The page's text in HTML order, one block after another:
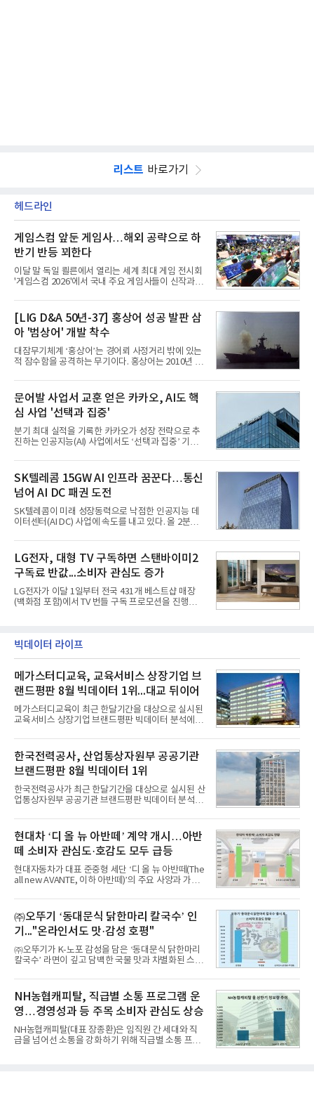
리스트 바로가기
헤드라인
게임스컴 앞둔 게임사…해외 공략으로 하
반기 반등 꾀한다
이달 말 독일 쾰른에서 열리는 세계 최대 게임 전시회
'게임스컴 2026'에서 국내 주요 게임사들이 신작과 글
체별로 엇갈린 가운데 하반기 신작 흥행과 해외 시장
성과가 실적을 좌우할 핵심 변수로 떠오르고 있다.8일
업계에 따르면 올해 상반기 게임업계는 기업별 성적
표가 크게 갈렸다. 대표적으로 크래프톤은 'PUBG: 배
틀그라운드'의 안정적인 성장에 힘입어 상반기 연결
기준 매출 2조6616억원, 영업이익 9725억원으로 역
대 최대 실적을 기록했다. 엔씨도 올해 출시한 '아이온
동기 대
[LIG D&A 50년-37] 홍상어 성공 발판 삼
아 '범상어' 개발 착수
대잠무기체계 ‘홍상어’는 경어뢰 사정거리 밖에 있는
적 잠수함을 공격하는 무기이다. 홍상어는 2010년 넥
이뤄졌다. 이후 2012년 한국형 구축함(KDX-1) 이상
의 함정에 실전 배치됐다.그해 7월 해군은 동해상에서
성능 검증을 위해 홍상어 시험발사를 실시했다. 이때
홍상어가 목표 지점에서 입수한 후 표적을 타격하지
못하고 물속에서 멈춰버리는 예상 밖의 일이 벌어졌
다. 2차 품질확인 사격 시험에서도 만족스러운 결과를
얻지 못했다. 완벽한 신뢰성 확보를 위해 LIG넥스원은
분야를
문어발 사업서 교훈 얻은 카카오, AI도 핵
심 사업 '선택과 집중'
분기 최대 실적을 기록한 카카오가 성장 전략으로 추
진하는 인공지능(AI) 사업에서도 ‘선택과 집중’ 기조
라 투자에 나서는 것과 달리, 카카오는 ‘카카오톡’이
라는 플랫폼 경쟁력을 활용한 AI 에이전트 서비스에
집중하는 전략이다. 과거 무리한 사업 확장 과정에서
겪었던 시행착오를 되풀이하지 않고 핵심 역량에 집
중하겠다는 취지로 풀이된다.7일 업계에 따르면 카카
오는 올해 2분기 연결 기준 매출 2조985억원, 영업이
익 2770억원을 기록했다. 전년 동기 대비 매출과 영업
은 4884억
SK텔레콤 15GW AI 인프라 꿈꾼다…통신
넘어 AI DC 패권 도전
SK텔레콤이 미래 성장동력으로 낙점한 인공지능 데
이터센터(AI DC) 사업에 속도를 내고 있다. 올 2분기
는 2035년까지 총 15GW(기가와트) 규모의 AI DC를
구축하겠다는 대형 청사진을 제시하면서다. 이에 따
라 경쟁 구도 역시 이동통신사인 KT, LG유플러스를
넘어 네이버, 삼성SDS 등 IT 인프라 기업으로 확장되
고 있다.7일 SK텔레콤에 따르면 회사는 올해 2분기
연결 기준 매출 4조 3591억원, 영업이익 5660억원을
기록했다. 매출은 전년 동기 대비 0.5%, 영업이익은
따른 기저효과가 실
LG전자, 대형 TV 구독하면 스탠바이미2
구독료 반값...소비자 관심도 증가
LG전자가 이달 1일부터 전국 431개 베스트샵 매장
(백화점 포함)에서 TV 번들 구독 프로모션을 진행하고
RGB 등 거실용 TV로 인기가 높은 베스트셀러 TV 20
모션 대상 모델과 혜택, 구독료 등 프로모션 세부 사항
은 베스트샵 판매 매니저에게 문의하면 자세히 안내
받을 수 있다.LG TV를 구독으로 이용하면 최대 6년까
지 구독 계약기간 내 무상 A/S를 받을 수 있으며, 이사
등으로 이전
빅데이터 라이프
메가스터디교육, 교육서비스 상장기업 브
랜드평판 8월 빅데이터 1위...대교 뒤이어
메가스터디교육이 최근 한달기간을 대상으로 실시된
교육서비스 상장기업 브랜드평판 빅데이터 분석에서
일 한국기업평판연구소(소장 구창환)는 국내 교육서
비스 상장기업 브랜드를 대상으로 지난 7월 7일부터
8월 7일까지 수집된 소비자 빅데이터 10,074,233건
을 분석한 결과, 메가스터디교육이 브랜드평판지수
1,710,926을 기록하며 8월 1위에 올랐다고 밝혔다.
분석에 활용된 빅데이터는 지난 7월(9,491,206건) 대
비 6.14% 증가한 수치로, 교육서비스 상장기업 브랜
디교육, 대교, 디지
한국전력공사, 산업통상자원부 공공기관
브랜드평판 8월 빅데이터 1위
한국전력공사가 최근 한달기간을 대상으로 실시된 산
업통상자원부 공공기관 브랜드평판 빅데이터 분석에
이 순으로 뒤를 이었다.7일 한국기업평판연구소(소장
구창환)는 산업통상자원부 공공기관 41개 브랜드를
대상으로 지난 7월 7일부터 8월 7일까지 수집된 소비
자 빅데이터 91,102,549건을 분석한 결과, 한국전력
공사가 브랜드평판지수 10,670,633을 기록하며 8월
1위에 올랐다고 밝혔다. 분석에 활용된 빅데이터는 지
난 7월(88,893,823건) 대비 2.48% 증가한 수치다.연
수력원자력, 한국석
현대차 ‘디 올 뉴 아반떼’ 계약 개시…아반
떼 소비자 관심도·호감도 모두 급등
현대자동차가 대표 준중형 세단 ‘디 올 뉴 아반떼(The
all new AVANTE, 이하 아반떼)’의 주요 사양과 가격
떼는 6년 만에 선보이는 8세대 완전변경 모델로, ▲정
교한 선과 면을 중심으로 완성한 파격적인 디자인 ▲
과거 중형 세단 수준으로 확대된 차체 제원 ▲글로벌
최고 수준의 안전성 ▲성능과 효율을 동시에 높인 주
행 완성도 ▲첨단 편의 및 디지털 사양 적용 등을 통해
글로벌 준중형 세단의 새로운 기준을 세웠다.아반떼
는 가솔린 2.0과 1.6 하이브리드 두 가지 파워트레인
넘
㈜오뚜기 ‘동대문식 닭한마리 칼국수’ 인
기..."온라인서도 맛·감성 호평"
㈜오뚜기가 K-노포 감성을 담은 ‘동대문식 닭한마리
칼국수’ 라면이 깊고 담백한 국물 맛과 차별화된 스토
혔다.‘동대문식 닭한마리 칼국수’는 예상을 뛰어넘는
소비자 호응에 힘입어 지난 7월 13일 첫 선을 보인 지
단 18일 만에 누적 판매량 50만 개를 돌파하는 성과를
거두었다.이번 신제품은 개발진이 전국의 닭한마리
전문점을 직접 찾아 다니며 최적의 육수 비율을 완성
했다. 자극적이지 않으면서도 깊은 닭육수에 마늘의
개운한 풍미를 더했으며, 국물이 잘 배어들면서도 쫄
NH농협캐피탈, 직급별 소통 프로그램 운
영…경영성과 등 주목 소비자 관심도 상승
NH농협캐피탈(대표 장종환)은 임직원 간 세대와 직
급을 넘어선 소통을 강화하기 위해 직급별 소통 프로